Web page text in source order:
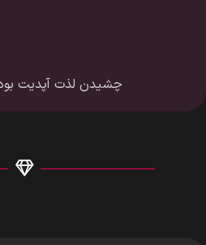
چشیدن لذت آپدیت